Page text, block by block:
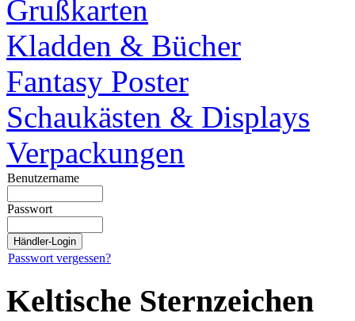
Grußkarten
Kladden & Bücher
Fantasy Poster
Schaukästen & Displays
Verpackungen
Benutzername
Passwort
Passwort vergessen?
Keltische Sternzeichen